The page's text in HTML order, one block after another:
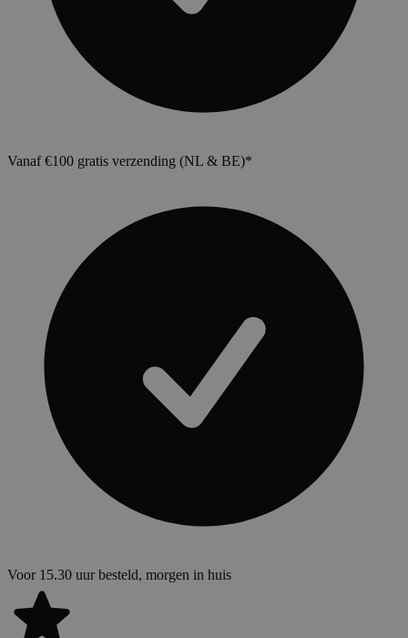
Vanaf €100 gratis verzending (NL & BE)*
Voor 15.30 uur besteld, morgen in huis